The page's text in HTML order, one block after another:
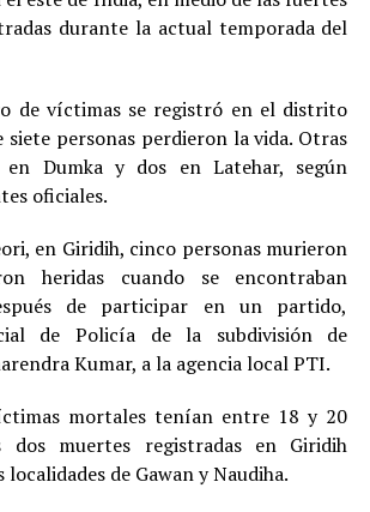
durante la actual temporada del
de víctimas se registró en el distrito
siete personas perdieron la vida. Otras
Dumka y dos en Latehar, según
oficiales.
en Giridih, cinco personas murieron
heridas cuando se encontraban
de participar en un partido,
de Policía de la subdivisión de
Kumar, a la agencia local PTI.
mortales tenían entre 18 y 20
dos muertes registradas en Giridih
de Gawan y Naudiha.